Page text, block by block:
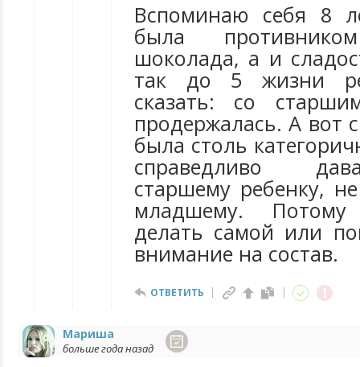
Вспоминаю себя 8
была
шоколада, а и
так до 5 жизни
сказать: со
продержалась. А вот
была столь
справедливо
старшему ребенку,
младшему.
делать самой или
внимание на состав.
ОТВЕТИТЬ
Мариша
больше года назад